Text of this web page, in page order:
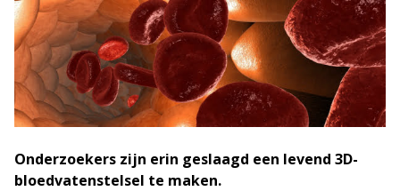
Onderzoekers zijn erin geslaagd een levend 3D-
bloedvatenstelsel te maken.